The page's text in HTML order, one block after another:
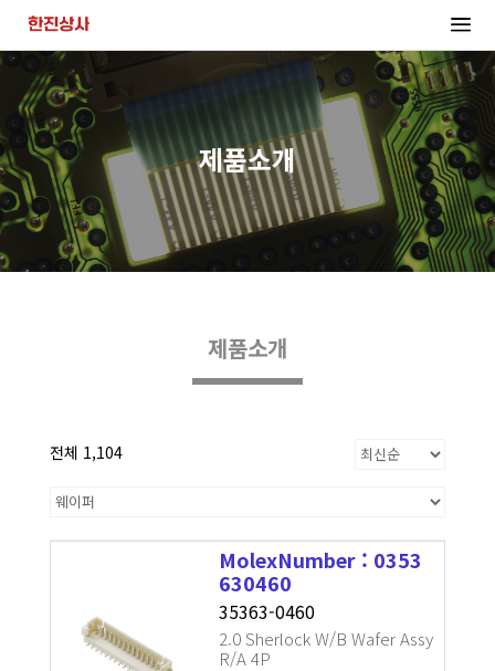
제품소개
제품소개
전체 1,104
MolexNumber : 0353
630460
35363-0460
2.0 Sherlock W/B Wafer Assy
R/A 4P